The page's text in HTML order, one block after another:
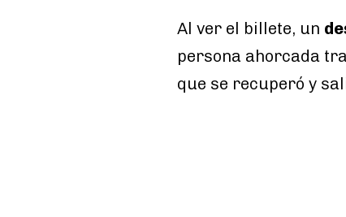
Al ver el billete, un
persona ahorcada
que se recuperó y